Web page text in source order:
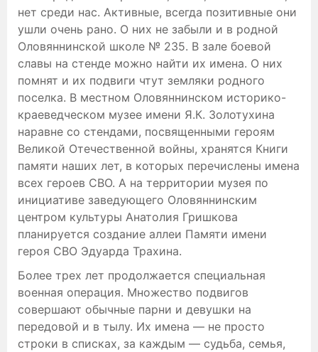
нет среди нас. Активные, всегда позитивные они
ушли очень рано. О них не забыли и в родной
Оловяннинской школе № 235. В зале боевой
славы на стенде можно найти их имена. О них
помнят и их подвиги чтут земляки родного
поселка. В местном Оловяннинском историко-
краеведческом музее имени Я.К. Золотухина
наравне со стендами, посвященными героям
Великой Отечественной войны, хранятся Книги
памяти наших лет, в которых перечислены имена
всех героев СВО. А на территории музея по
инициативе заведующего Оловяннинским
центром культуры Анатолия Гришкова
планируется создание аллеи Памяти имени
героя СВО Эдуарда Трахина.
Более трех лет продолжается специальная
военная операция. Множество подвигов
совершают обычные парни и девушки на
передовой и в тылу. Их имена — не просто
строки в списках, за каждым — судьба, семья,